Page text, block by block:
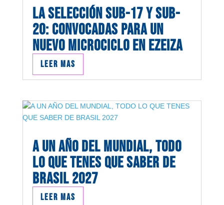
LA SELECCIÓN SUB-17 Y SUB-
20: CONVOCADAS PARA UN
NUEVO MICROCICLO EN EZEIZA
Leer mas
A UN AÑO DEL MUNDIAL, TODO
LO QUE TENES QUE SABER DE
BRASIL 2027
Leer mas